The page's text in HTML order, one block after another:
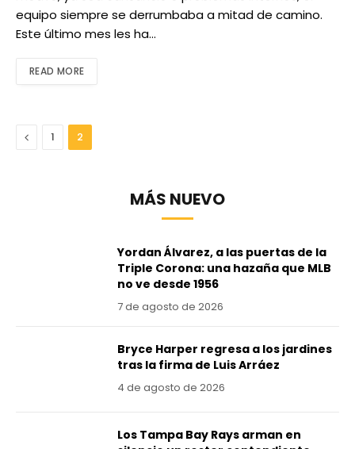
equipo siempre se derrumbaba a mitad de camino.
Este último mes les ha…
READ MORE
Anterior
1 2
MÁS NUEVO
Yordan Álvarez, a las puertas de la
Triple Corona: una hazaña que MLB
no ve desde 1956
7 de agosto de 2026
Bryce Harper regresa a los jardines
tras la firma de Luis Arráez
4 de agosto de 2026
Los Tampa Bay Rays arman en